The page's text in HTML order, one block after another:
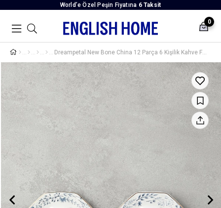
World’e Özel Peşin Fiyatına 6 Taksit
0
Dreampetal New Bone China 12 Parça 6 Kişilik Kahve Fincan Takımı 80 ml Mavi